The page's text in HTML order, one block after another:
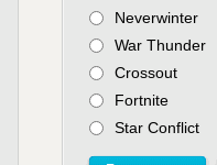
Neverwinter
War Thunder
Crossout
Fortnite
Star Conflict